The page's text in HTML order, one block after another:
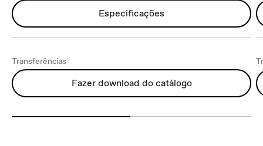
Especificações
Transferências
Fazer download do catálogo